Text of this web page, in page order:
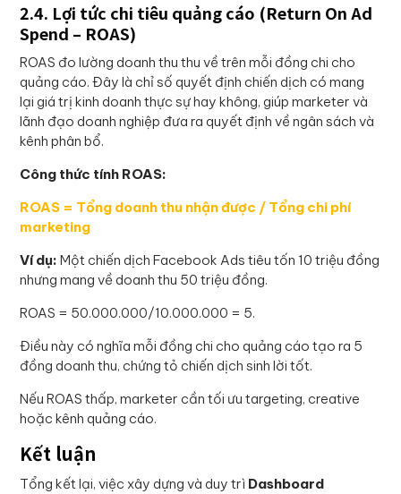
2.4. Lợi tức chi tiêu quảng cáo (Return On Ad
Spend – ROAS)
ROAS đo lường doanh thu thu về trên mỗi đồng chi cho
quảng cáo. Đây là chỉ số quyết định chiến dịch có mang
lại giá trị kinh doanh thực sự hay không, giúp marketer và
lãnh đạo doanh nghiệp đưa ra quyết định về ngân sách và
kênh phân bổ.
Công thức tính ROAS:
ROAS = Tổng doanh thu nhận được / Tổng chi phí
marketing
Ví dụ:Một chiến dịch Facebook Ads tiêu tốn 10 triệu đồng
nhưng mang về doanh thu 50 triệu đồng.
ROAS = 50.000.000/10.000.000 = 5.
Điều này có nghĩa mỗi đồng chi cho quảng cáo tạo ra 5
đồng doanh thu, chứng tỏ chiến dịch sinh lời tốt.
Nếu ROAS thấp, marketer cần tối ưu targeting, creative
hoặc kênh quảng cáo.
Kết luận
Tổng kết lại, việc xây dựng và duy trì Dashboard